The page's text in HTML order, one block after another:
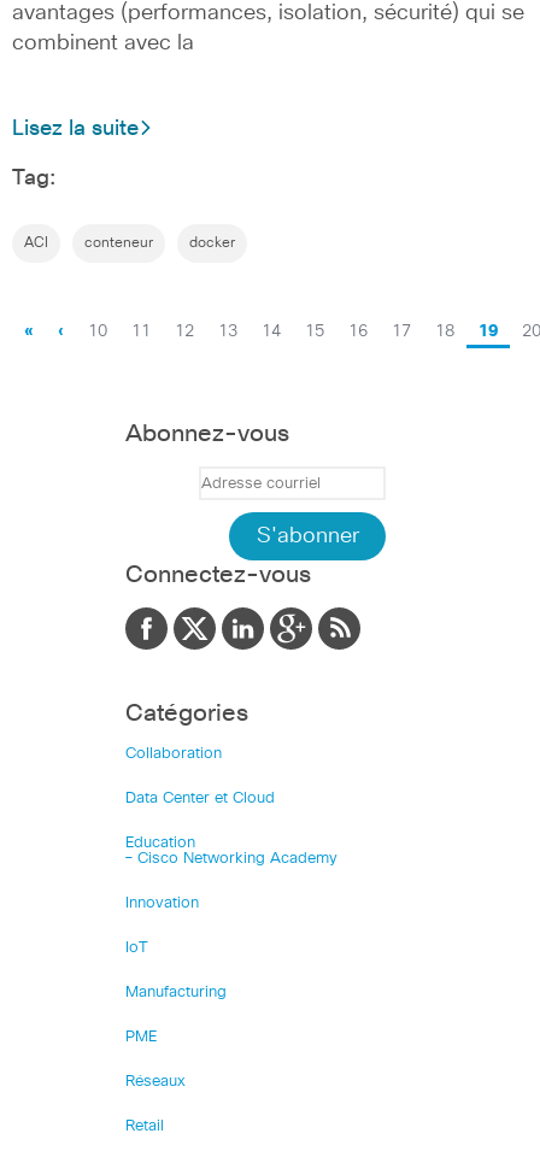
avantages (performances, isolation, sécurité) qui se
combinent avec la
Lisez la suite
Tag:
ACI conteneur docker
« ‹ 10 11 12 13 14 15 16 17 18 19 20
Abonnez-vous
Connectez-vous
Catégories
Collaboration
Data Center et Cloud
Education
– Cisco Networking Academy
Innovation
IoT
Manufacturing
PME
Réseaux
Retail